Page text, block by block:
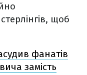
щоб
фанатів
замість